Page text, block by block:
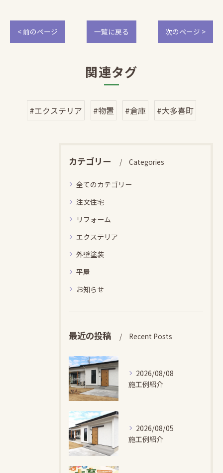
< 前のページ 一覧に戻る 次のページ >
関連タグ
#エクステリア #物置 #倉庫 #大多喜町
カテゴリー Categories
全てのカテゴリー
注文住宅
リフォーム
エクステリア
外壁塗装
平屋
お知らせ
最近の投稿 Recent Posts
2026/08/08
施工例紹介
2026/08/05
施工例紹介